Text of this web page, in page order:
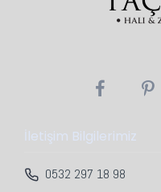
Web
Kesilerek satışı
dışında iade ve
İletişim Bilgilerimiz
0532 297 18 98